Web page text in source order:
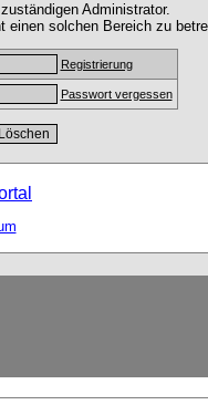
Administrator.
einen solchen Bereich zu
Registrierung
Passwort vergessen